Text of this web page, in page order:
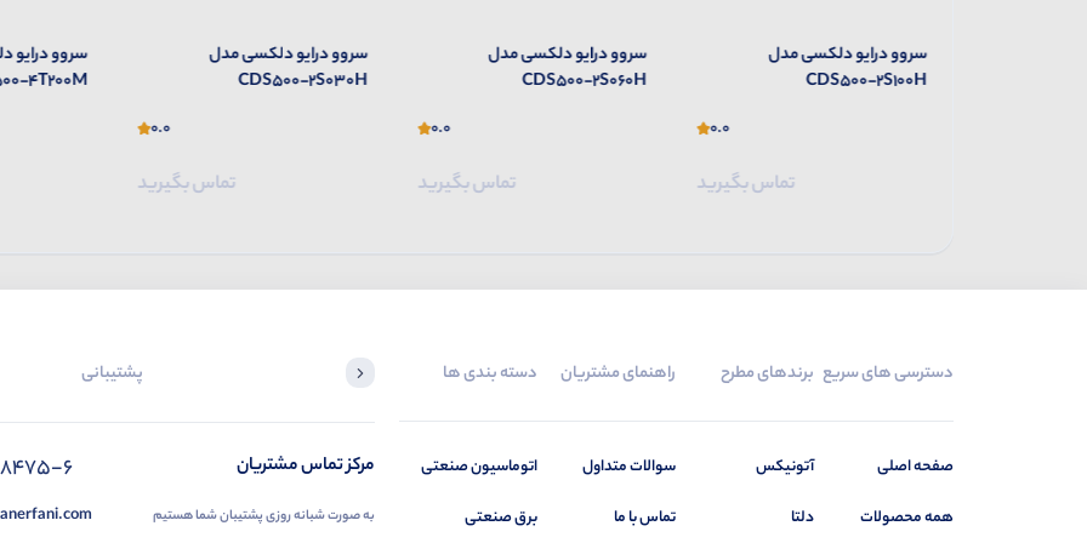
سروو درایو دلکسی مدل
CDS500-2S100H
0.0
تماس بگیرید
سروو درایو دلکسی مدل
CDS500-2S060H
0.0
تماس بگیرید
سروو درایو دلکسی مدل
CDS500-2S030H
0.0
تماس بگیرید
سروو درایو
4T200M
دسترسی های سریع
صفحه اصلی
همه محصولات
برندهای مطرح
آتونیکس
دلتا
راهنمای مشتریان
سوالات متداول
تماس با ما
دسته بندی ها
اتوماسیون صنعتی
برق صنعتی
پشتیبانی
مرکز تماس مشتریان
به صورت شبانه روزی پشتیبان شما هستیم
6